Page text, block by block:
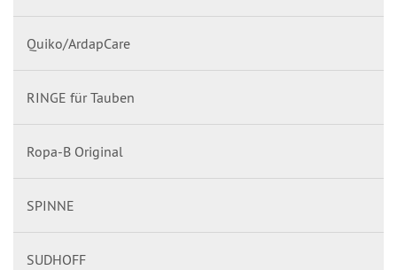
Quiko/ArdapCare
RINGE für Tauben
Ropa-B Original
SPINNE
SUDHOFF